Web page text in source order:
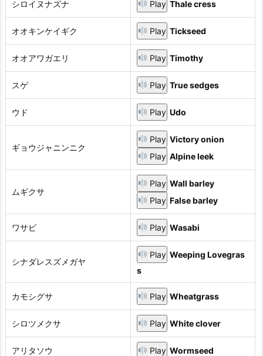
シロイヌナズナ Play Thale cress
オオキンケイギク Play Tickseed
オオアワガエリ Play Timothy
スゲ Play True sedges
ウド Play Udo
ギョウジャニンニク
Play Victory onion
Play Alpine leek
ムギクサ
Play Wall barley
Play False barley
ワサビ Play Wasabi
シナダレスズメガヤ
Play Weeping Lovegras
s
カモシグサ Play Wheatgrass
シロツメクサ Play White clover
アリタソウ Play Wormseed